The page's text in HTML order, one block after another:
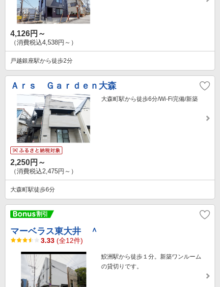
4,126円～
（消費税込4,538円～）
戸越銀座駅から徒歩2分
Ａｒｓ Ｇａｒｄｅｎ大森
大森町駅から徒歩6分/Wi-Fi完備/新築
2,250円～
（消費税込2,475円～）
大森町駅徒歩6分
マーベラス東大井 ＾
3.33 (全12件)
鮫洲駅から徒歩１分。新築ワンルーム
の貸切りです。